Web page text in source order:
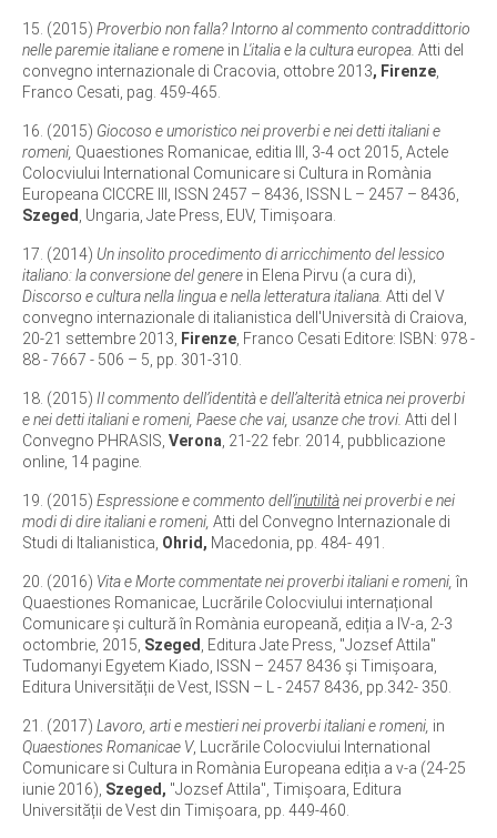
15. (2015) Proverbio non falla? Intorno al commento contraddittorio
nelle paremie italiane e romene in L'italia e la cultura europea. Atti del
convegno internazionale di Cracovia, ottobre 2013, Firenze
Franco Cesati, pag. 459-465.
16. (2015) Giocoso e umoristico nei proverbi e nei detti italiani e
romeni, Quaestiones Romanicae, editia III, 3-4 oct 2015, Actele
Colocviului International Comunicare si Cultura in Romània
Europeana CICCRE III, ISSN 2457 – 8436, ISSN L – 2457 – 8436,
Szeged
, Ungaria, Jate Press, EUV, Timişoara.
17. (2014) Un insolito procedimento di arricchimento del lessico
italiano: la conversione del genere in Elena Pirvu (a cura di),
Discorso e cultura nella lingua e nella letteratura italiana. Atti del V
convegno internazionale di italianistica dell'Università di Craiova,
20-21 settembre 2013,
Firenze , Franco Cesati Editore: ISBN: 978 -
88 - 7667 - 506 – 5, pp. 301-310.
18. (2015) Il commento dell’identità e dell’alterità etnica nei proverbi
e nei detti italiani e romeni, Paese che vai, usanze che trovi. Atti del I
Convegno PHRASIS, Verona , 21-22 febr. 2014, pubblicazione
online, 14 pagine.
19. (2015) Espressione e commento dell’inutilitànei proverbi e nei
modi di dire italiani e romeni, Atti del Convegno Internazionale di
Studi di Italianistica, Ohrid, Macedonia, pp. 484- 491.
20. (2016) Vita e Morte commentate nei proverbi italiani e romeni, în
Quaestiones Romanicae, Lucrările Colocviului internațional
Comunicare și cultură în Romània europeană, ediția a IV-a, 2-3
octombrie, 2015, Szeged
, Editura Jate Press, ''Jozsef Attila"
Tudomanyi Egyetem Kiado, ISSN – 2457 8436 și Timișoara,
Editura Universității de Vest, ISSN – L - 2457 8436, pp.342- 350.
21. (2017) Lavoro, arti e mestieri nei proverbi italiani e romeni, in
Quaestiones Romanicae V, Lucrările Colocviului International
Comunicare si Cultura in Romània Europeana ediția a v-a (24-25
iunie 2016), Szeged, "Jozsef Attila", Timişoara, Editura
Universității de Vest din Timișoara, pp. 449-460.